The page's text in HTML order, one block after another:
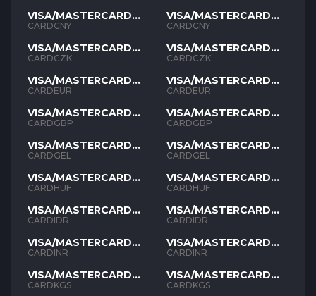
VISA/MASTERCARD
CNY
CARDCNY
VISA/MASTERCARD
CZK
CARDCZK
VISA/MASTERCARD
EUR
CARDEUR
VISA/MASTERCARD
GBP
CARDGBP
VISA/MASTERCARD
GEL
CARDGEL
VISA/MASTERCARD
HUF
CARDHUF
VISA/MASTERCARD
IDR
CARDIDR
VISA/MASTERCARD
INR
CARDINR
VISA/MASTERCARD
KGS
CARDKGS
VISA/MASTERCARD
CNY
CARDCNY
VISA/MASTERCARD
CZK
CARDCZK
VISA/MASTERCARD
EUR
CARDEUR
VISA/MASTERCARD
GBP
CARDGBP
VISA/MASTERCARD
GEL
CARDGEL
VISA/MASTERCARD
HUF
CARDHUF
VISA/MASTERCARD
IDR
CARDIDR
VISA/MASTERCARD
INR
CARDINR
VISA/MASTERCARD
KGS
CARDKGS